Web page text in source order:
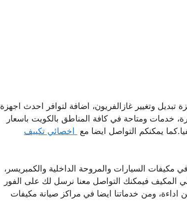
وتغيير غازالفريون، اضافة لتوافر احدث اجهزة
خدمات ومتاحة في كافة المناطق بالكويت باسعار
يمكنكم التواصل ايضا مع اخصائي تكييف
السيارات والمروحة الداخلية والكمبريسر،
فيمكنك التواصل معنا نرسل لك على الفور
اداءة، ومن خدماتنا ايضا في مراكز صيانة مكيفات